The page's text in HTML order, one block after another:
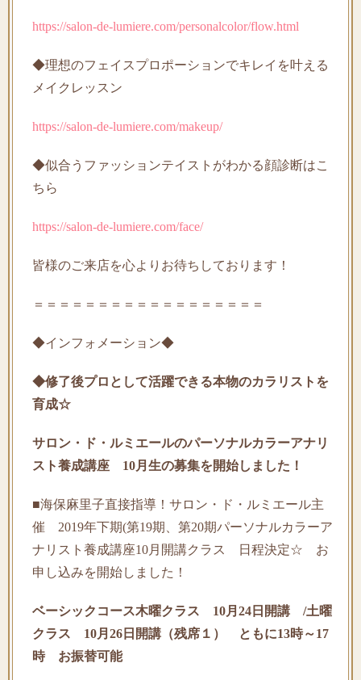
https://salon-de-lumiere.com/personalcolor/flow.html
◆理想のフェイスプロポーションでキレイを叶える
メイクレッスン
https://salon-de-lumiere.com/makeup/
◆似合うファッションテイストがわかる顔診断はこ
ちら
https://salon-de-lumiere.com/face/
皆様のご来店を心よりお待ちしております！
＝＝＝＝＝＝＝＝＝＝＝＝＝＝＝＝＝＝
◆インフォメーション◆
◆修了後プロとして活躍できる本物のカラリストを
育成☆
サロン・ド・ルミエールのパーソナルカラーアナリ
スト養成講座 10月生の募集を開始しました！
■海保麻里子直接指導！サロン・ド・ルミエール主
催 2019年下期(第19期、第20期パーソナルカラーア
ナリスト養成講座10月開講クラス 日程決定☆ お
申し込みを開始しました！
ベーシックコース木曜クラス 10月24日開講 /土曜
クラス 10月26日開講（残席１） ともに13時～17
時 お振替可能